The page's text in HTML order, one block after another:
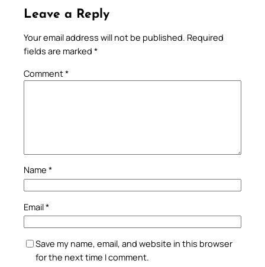
Leave a Reply
Your email address will not be published. Required
fields are marked *
Comment*
Name *
Email*
Save my name, email, and website in this browser
for the next time I comment.